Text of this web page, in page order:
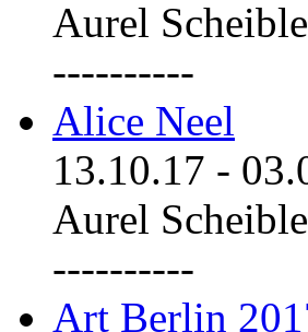
Aurel
----------
Alice Neel
13.10.17 -
Aurel
----------
Art Berlin